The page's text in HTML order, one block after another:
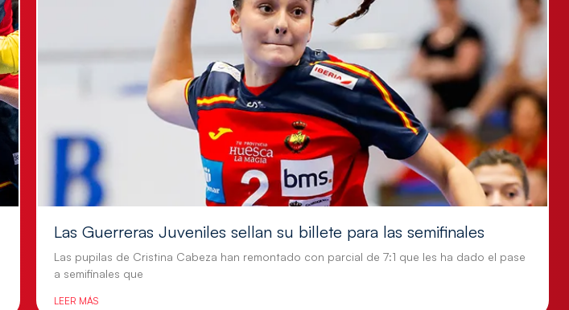
Las Guerreras Juveniles sellan su billete para las semifinales
Las pupilas de Cristina Cabeza han remontado con parcial de 7:1 que les ha dado el pase
a semifinales que
LEER MÁS